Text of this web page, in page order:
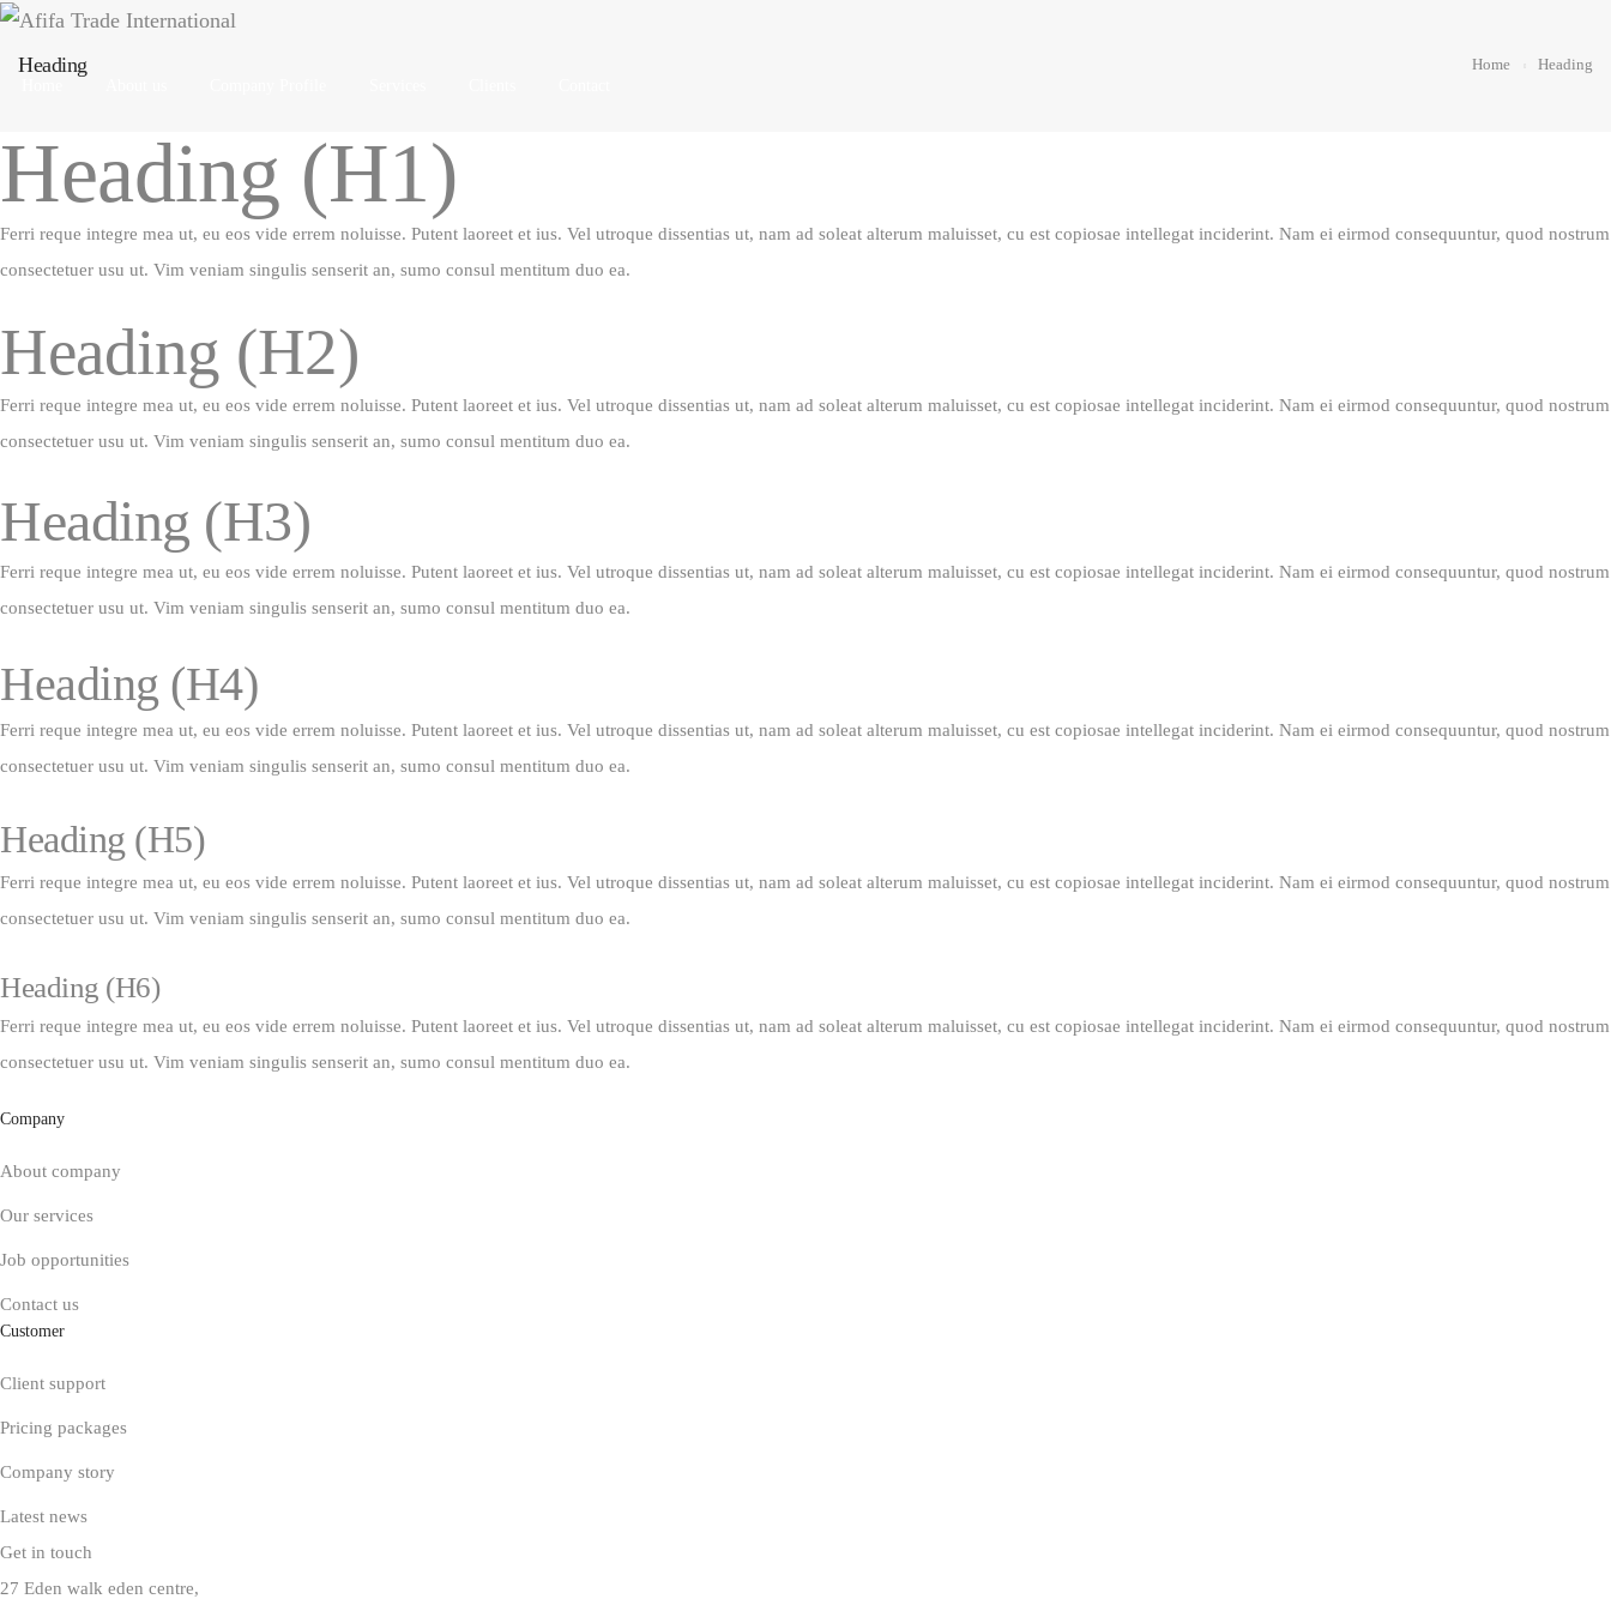
Heading Home Heading
Heading (H1)
Ferri reque integre mea ut, eu eos vide errem noluisse. Putent laoreet et ius. Vel utroque dissentias ut, nam ad soleat alterum maluisset, cu est copiosae intellegat inciderint. Nam ei eirmod consequuntur, quod nostrum
consectetuer usu ut. Vim veniam singulis senserit an, sumo consul mentitum duo ea.
Heading (H2)
Ferri reque integre mea ut, eu eos vide errem noluisse. Putent laoreet et ius. Vel utroque dissentias ut, nam ad soleat alterum maluisset, cu est copiosae intellegat inciderint. Nam ei eirmod consequuntur, quod nostrum
consectetuer usu ut. Vim veniam singulis senserit an, sumo consul mentitum duo ea.
Heading (H3)
Ferri reque integre mea ut, eu eos vide errem noluisse. Putent laoreet et ius. Vel utroque dissentias ut, nam ad soleat alterum maluisset, cu est copiosae intellegat inciderint. Nam ei eirmod consequuntur, quod nostrum
consectetuer usu ut. Vim veniam singulis senserit an, sumo consul mentitum duo ea.
Heading (H4)
Ferri reque integre mea ut, eu eos vide errem noluisse. Putent laoreet et ius. Vel utroque dissentias ut, nam ad soleat alterum maluisset, cu est copiosae intellegat inciderint. Nam ei eirmod consequuntur, quod nostrum
consectetuer usu ut. Vim veniam singulis senserit an, sumo consul mentitum duo ea.
Heading (H5)
Ferri reque integre mea ut, eu eos vide errem noluisse. Putent laoreet et ius. Vel utroque dissentias ut, nam ad soleat alterum maluisset, cu est copiosae intellegat inciderint. Nam ei eirmod consequuntur, quod nostrum
consectetuer usu ut. Vim veniam singulis senserit an, sumo consul mentitum duo ea.
Heading (H6)
Ferri reque integre mea ut, eu eos vide errem noluisse. Putent laoreet et ius. Vel utroque dissentias ut, nam ad soleat alterum maluisset, cu est copiosae intellegat inciderint. Nam ei eirmod consequuntur, quod nostrum
consectetuer usu ut. Vim veniam singulis senserit an, sumo consul mentitum duo ea.
Company
About company
Our services
Job opportunities
Contact us
Customer
Client support
Pricing packages
Company story
Latest news
Get in touch
27 Eden walk eden centre,